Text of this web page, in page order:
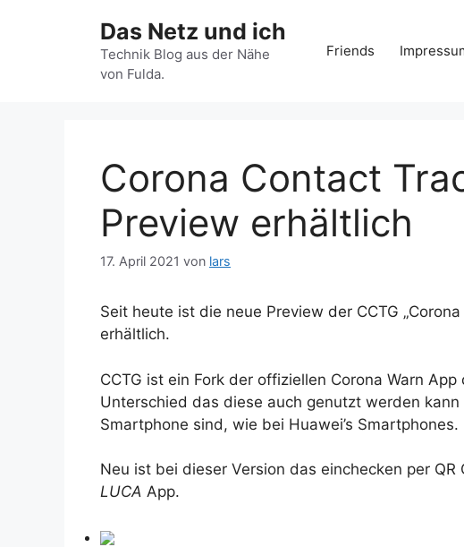
Das Netz und ich
Technik Blog aus der Nähe
von Fulda.
Friends
Corona Contact
Preview erhältlich
17. April 2021 von lars
Seit heute ist die neue Preview der CCTG
erhältlich.
CCTG ist ein Fork der offiziellen Corona Warn
Unterschied das diese auch genutzt werden
Smartphone sind, wie bei Huawei’s Smartphones.
Neu ist bei dieser Version das einchecken per
LUCA App.